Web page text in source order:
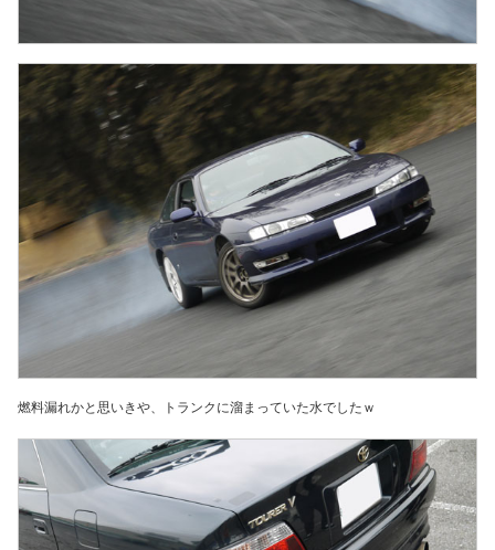
燃料漏れかと思いきや、トランクに溜まっていた水でしたｗ